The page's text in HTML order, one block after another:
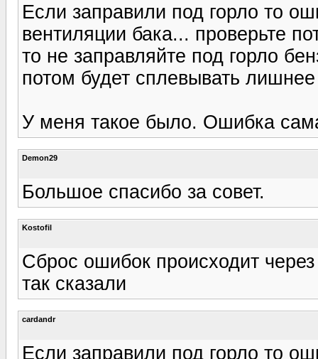
Если заправили под горло то
вентиляции бака... проверьте
то не заправляйте под горло
потом будет сплевывать
У меня такое было. Ошибка
Demon29
Большое спасибо за совет.
Kostofil
Сброс ошибок происходит
так сказали
cardandr
Если заправили под горло то